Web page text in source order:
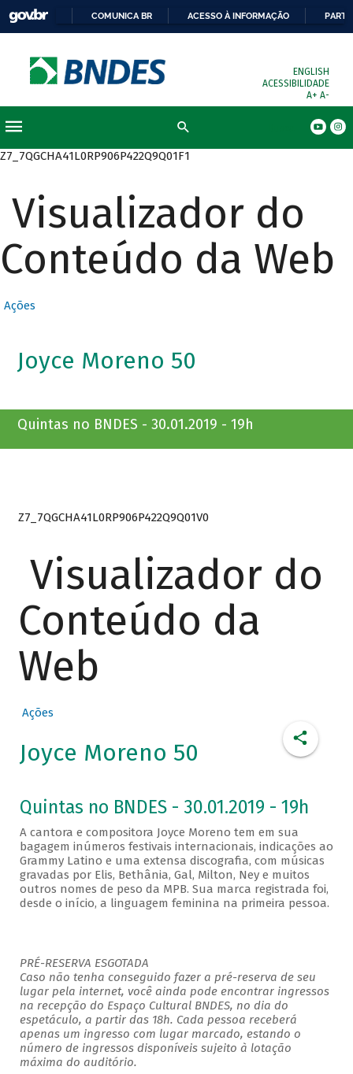
COMUNICA BR ACESSO À INFORMAÇÃO
ENGLISH
ACESSIBILIDADE
A+ A-
Z7_7QGCHA41L0RP906P422Q9Q01F1
Visualizador do
Conteúdo da Web
Ações
Joyce Moreno 50
Quintas no BNDES - 30.01.2019 - 19h
Z7_7QGCHA41L0RP906P422Q9Q01V0
Visualizador do
Conteúdo da
Web
Ações
Joyce Moreno 50
Quintas no BNDES - 30.01.2019 - 19h
A cantora e compositora Joyce Moreno tem em sua
bagagem inúmeros festivais internacionais, indicações ao
Grammy Latino e uma extensa discografia, com músicas
gravadas por Elis, Bethânia, Gal, Milton, Ney e muitos
outros nomes de peso da MPB. Sua marca registrada foi,
desde o início, a linguagem feminina na primeira pessoa.
PRÉ-RESERVA ESGOTADA
Caso não tenha conseguido fazer a pré-reserva de seu
lugar pela internet, você ainda pode encontrar ingressos
na recepção do Espaço Cultural BNDES, no dia do
espetáculo, a partir das 18h. Cada pessoa receberá
apenas um ingresso com lugar marcado, estando o
número de ingressos disponíveis sujeito à lotação
máxima do auditório.